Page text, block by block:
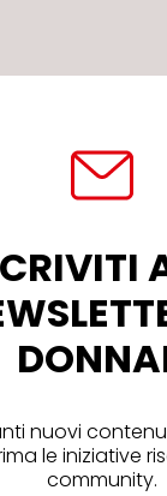
nuovi
le iniziative
community.